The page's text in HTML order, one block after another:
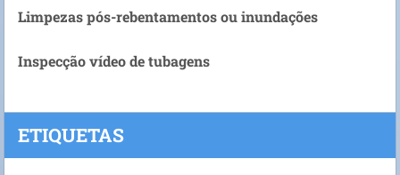
Limpezas pós-rebentamentos ou inundações
Inspecção vídeo de tubagens
ETIQUETAS